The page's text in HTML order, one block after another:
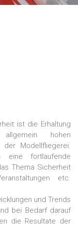
ist die Erhaltung
hohen
Modellfliegerei.
fortlaufende
Thema Sicherheit
etc.
und Trends
bei Bedarf darauf
die Resultate der